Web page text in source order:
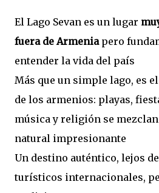
El Lago Sevan es un lugar
fuera de Armeniapero
entender la vida del país
Más que un simple lago, es
de los armenios: playas,
música y religión se
natural impresionante
Un destino auténtico, lejos
turísticos internacionales,